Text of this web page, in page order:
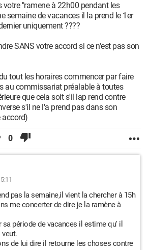
"ramene à 22h00 pendant les
semaine de vacances il la prend le 1er
uniquement ????
SANS votre accord si ce n'est pas son
tout les horaires commencer par faire
au commissariat préalable à toutes
que cela soit s'il lap rend contre
s'il ne l'a prend pas dans son
accord)
0
pas la semaine,il vient la chercher à 15h
me concerter de dire je la ramène à
période de vacances il estime qu' il
de lui dire il retourne les choses contre